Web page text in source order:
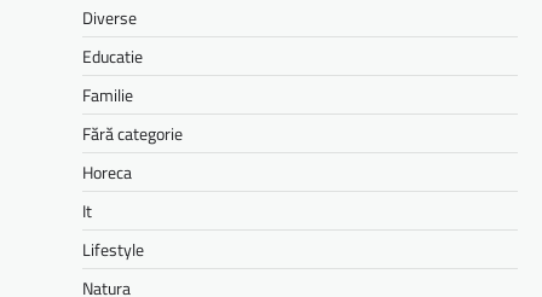
Diverse
Educatie
Familie
Fără categorie
Horeca
It
Lifestyle
Natura